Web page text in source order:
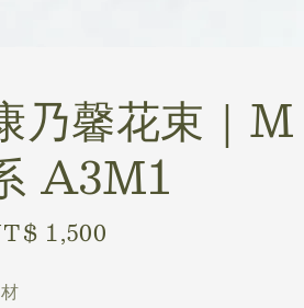
乃馨花束｜
A3M1
1,500